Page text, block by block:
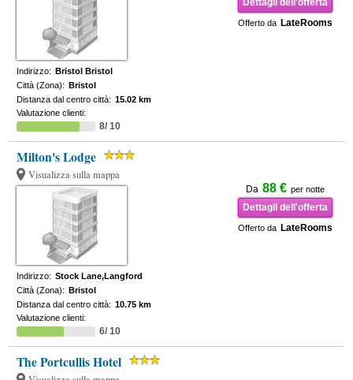
Dettagli dell'offerta
Offerto da LateRooms
Indirizzo: Bristol Bristol
Città (Zona): Bristol
Distanza dal centro città: 15.02 km
Valutazione clienti:
8/ 10
Milton's Lodge
Visualizza sulla mappa
Da 88 € per notte
Dettagli dell'offerta
Offerto da LateRooms
Indirizzo: Stock Lane,Langford
Città (Zona): Bristol
Distanza dal centro città: 10.75 km
Valutazione clienti:
6/ 10
The Portcullis Hotel